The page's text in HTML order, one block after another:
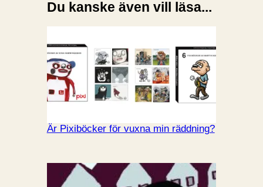
Du kanske även vill läsa...
Är Pixiböcker för vuxna min räddning?